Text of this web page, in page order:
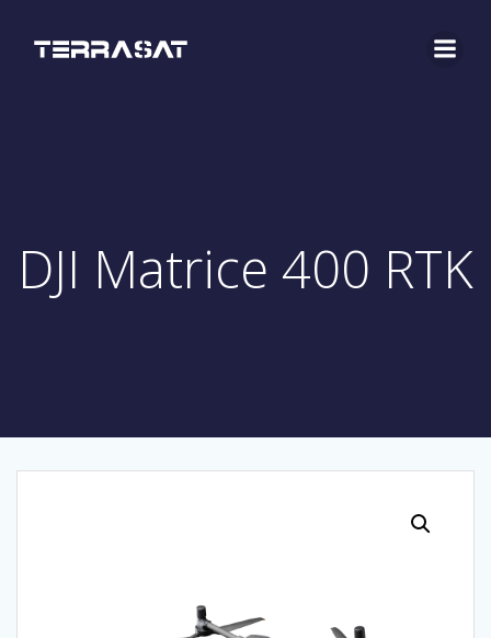
contenido
DJI Matrice 400 RTK